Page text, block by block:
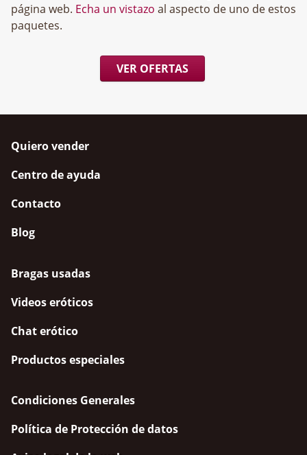
página web. Echa un vistazo al aspecto de uno de estos
paquetes.
VER OFERTAS
Quiero vender
Centro de ayuda
Contacto
Blog
Bragas usadas
Videos eróticos
Chat erótico
Productos especiales
Condiciones Generales
Política de Protección de datos